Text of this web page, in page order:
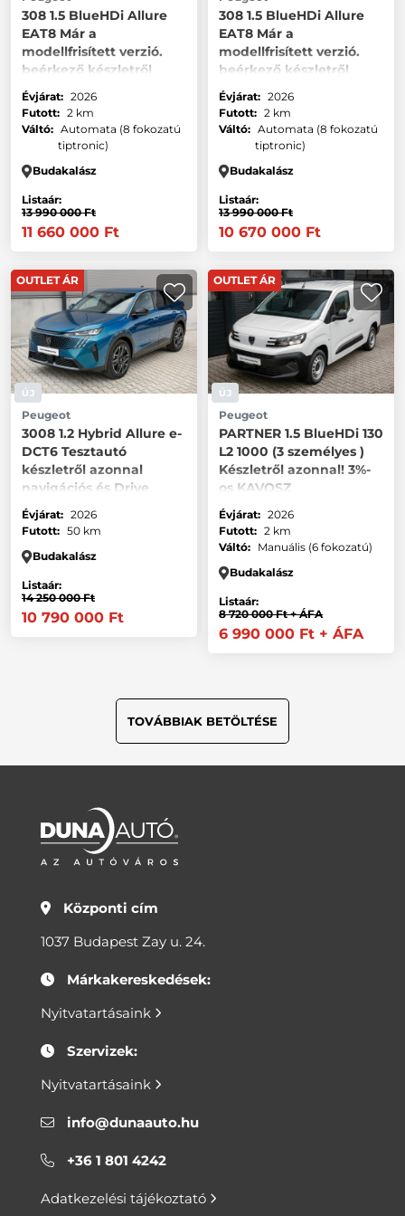
308 1.5 BlueHDi Allure
EAT8 Már a
modellfrisített verzió.
beérkező készletről
elérhető 8 év 200 km
garanciáv
Évjárat: 2026
Futott: 2 km
Váltó: Automata (8 fokozatú
tiptronic)
Budakalász
Listaár:
13 990 000 Ft
11 660 000 Ft
308 1.5 BlueHDi Allure
EAT8 Már a
modellfrisített verzió.
beérkező készletről
elérhető 8 év 200 km
garanciáv
Évjárat: 2026
Futott: 2 km
Váltó: Automata (8 fokozatú
tiptronic)
Budakalász
Listaár:
13 990 000 Ft
10 670 000 Ft
OUTLET ÁR
ÚJ
Peugeot
3008 1.2 Hybrid Allure e-
DCT6 Tesztautó
készletről azonnal
navigációs és Drive
assist csomaggal
Évjárat: 2026
Futott: 50 km
Budakalász
Listaár:
14 250 000 Ft
10 790 000 Ft
OUTLET ÁR
ÚJ
Peugeot
PARTNER 1.5 BlueHDi 130
L2 1000 (3 személyes )
Készletről azonnal! 3%-
os KAVOSZ
finanszírozással is
Évjárat: 2026
Futott: 2 km
Váltó: Manuális (6 fokozatú)
Budakalász
Listaár:
8 720 000 Ft+ ÁFA
6 990 000 Ft + ÁFA
TOVÁBBIAK BETÖLTÉSE
Központi cím
1037 Budapest Zay u. 24.
Márkakereskedések:
Nyitvatartásaink
Szervizek:
Nyitvatartásaink
info@dunaauto.hu
+36 1 801 4242
Adatkezelési tájékoztató